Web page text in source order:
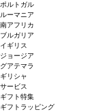
ポルトガル
ルーマニア
南アフリカ
ブルガリア
イギリス
ジョージア
グアテマラ
ギリシャ
サービス
ギフト特集
ギフトラッピング